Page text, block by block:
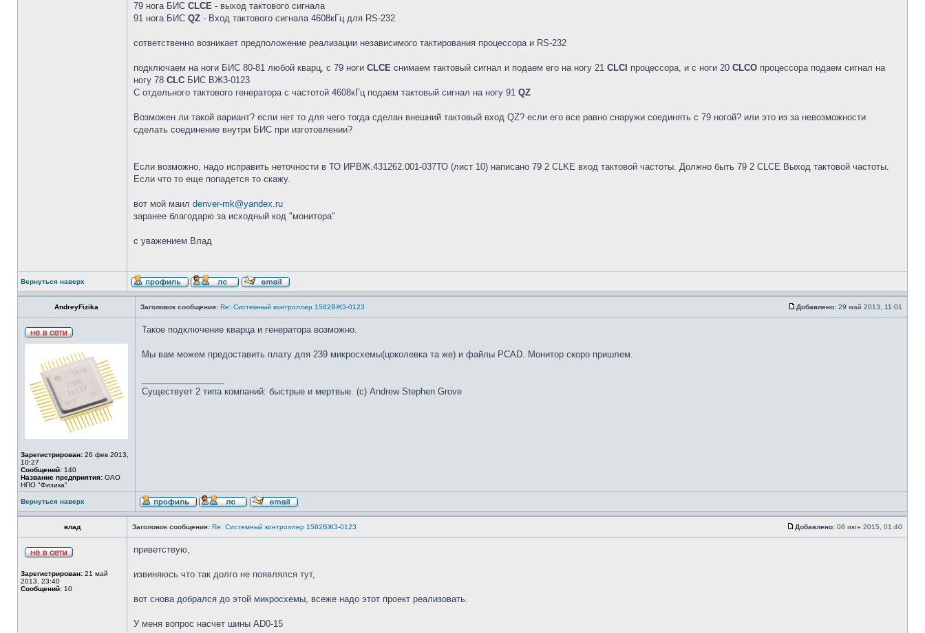
79 нога БИС CLCE - выход тактового сигнала
91 нога БИС QZ - Вход тактового сигнала 4608кГц для RS-232
сответственно возникает предположение реализации независимого тактирования процессора и RS-232
подключаем на ноги БИС 80-81 любой кварц, с 79 ноги CLCE снимаем тактовый сигнал и подаем его на ногу 21 CLCI процессора, и с ноги 20 CLCO процессора подаем сигнал на
ногу 78 CLC БИС ВЖ3-0123
С отдельного тактового генератора с частотой 4608кГц подаем тактовый сигнал на ногу 91 QZ
Возможен ли такой вариант? если нет то для чего тогда сделан внешний тактовый вход QZ? если его все равно снаружи соединять с 79 ногой? или это из за невозможности
сделать соединение внутри БИС при изготовлении?
Если возможно, надо исправить неточности в ТО ИРВЖ.431262.001-037ТО (лист 10) написано 79 2 CLKE вход тактовой частоты. Должно быть 79 2 CLCE Выход тактовой частоты.
Если что то еще попадется то скажу.
вот мой маил denver-mk@yandex.ru
заранее благодарю за исходный код "монитора"
с уважением Влад
Вернуться наверх
AndreyFizika Заголовок сообщения: Re: Системный контроллер 1582ВЖ3-0123 Добавлено: 29 май 2013, 11:01
Зарегистрирован: 26 фев 2013,
10:27
Сообщений: 140
Название предприятия: ОАО
НПО "Физика"
Такое подключение кварца и генератора возможно.
Мы вам можем предоставить плату для 239 микросхемы(цоколевка та же) и файлы PCAD. Монитор скоро пришлем.
Существует 2 типа компаний: быстрые и мертвые. (с) Andrew Stephen Grove
Вернуться наверх
влад Заголовок сообщения: Re: Системный контроллер 1582ВЖ3-0123 Добавлено: 08 июн 2015, 01:40
Зарегистрирован: 21 май
2013, 23:40
Сообщений: 10
приветствую,
извиняюсь что так долго не появлялся тут,
вот снова добрался до этой микросхемы, всеже надо этот проект реализовать.
У меня вопрос насчет шины AD0-15